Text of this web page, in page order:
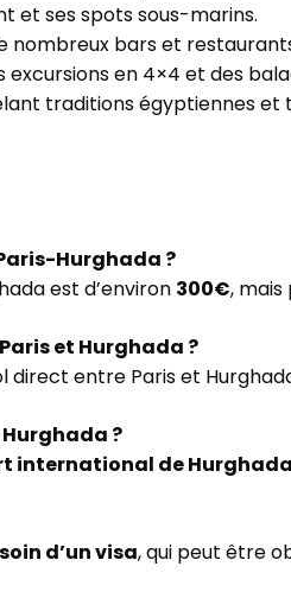
et ses spots sous-marins.
nombreux bars et
en 4×4 et des
traditions égyptiennes et
Hurghada ?
est d’environ 300€, mais
et Hurghada ?
direct entre Paris et
?
international de Hurghada
d’un visa, qui peut être